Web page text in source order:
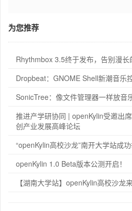
为您推荐
Rhythmbox 3.5终于发布，告别漫长
Dropbeat：GNOME Shell新潮音乐
SonicTree：像文件管理器一样放音
推进产学研协同 | openKylin受邀出
创产业发展高峰论坛
“openKylin高校沙龙”南开大学站成
openKylin 1.0 Beta版本公测开启！
【湖南大学站】openKylin高校沙龙